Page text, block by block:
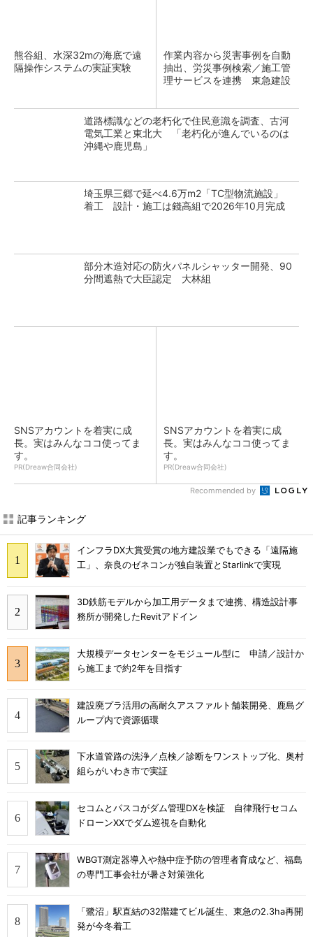
熊谷組、水深32mの海底で遠
隔操作システムの実証実験
作業内容から災害事例を自動
抽出、労災事例検索／施工管
理サービスを連携 東急建設
道路標識などの老朽化で住民意識を調査、古河
電気工業と東北大 「老朽化が進んでいるのは
沖縄や鹿児島」
埼玉県三郷で延べ4.6万m2「TC型物流施設」
着工 設計・施工は錢高組で2026年10月完成
部分木造対応の防火パネルシャッター開発、90
分間遮熱で大臣認定 大林組
SNSアカウントを着実に成
長。実はみんなココ使ってま
す。
PR(Dreaw合同会社)
SNSアカウントを着実に成
長。実はみんなココ使ってま
す。
PR(Dreaw合同会社)
Recommended by
記事ランキング
インフラDX大賞受賞の地方建設業でもできる「遠隔施
工」、奈良のゼネコンが独自装置とStarlinkで実現
3D鉄筋モデルから加工用データまで連携、構造設計事
務所が開発したRevitアドイン
大規模データセンターをモジュール型に 申請／設計か
ら施工まで約2年を目指す
建設廃プラ活用の高耐久アスファルト舗装開発、鹿島グ
ループ内で資源循環
下水道管路の洗浄／点検／診断をワンストップ化、奥村
組らがいわき市で実証
セコムとパスコがダム管理DXを検証 自律飛行セコム
ドローンXXでダム巡視を自動化
WBGT測定器導入や熱中症予防の管理者育成など、福島
の専門工事会社が暑さ対策強化
「鷺沼」駅直結の32階建てビル誕生、東急の2.3ha再開
発が今冬着工